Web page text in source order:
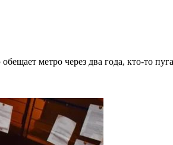
метро через два года, кто-то